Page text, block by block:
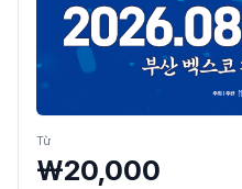
Từ
₩20,000